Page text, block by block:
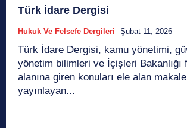
Türk İdare Dergisi
Hukuk Ve Felsefe Dergileri Şubat 11, 2026
Türk İdare Dergisi, kamu yönetimi,
yönetim bilimleri ve İçişleri Bakanlığı
alanına giren konuları ele alan
yayınlayan...